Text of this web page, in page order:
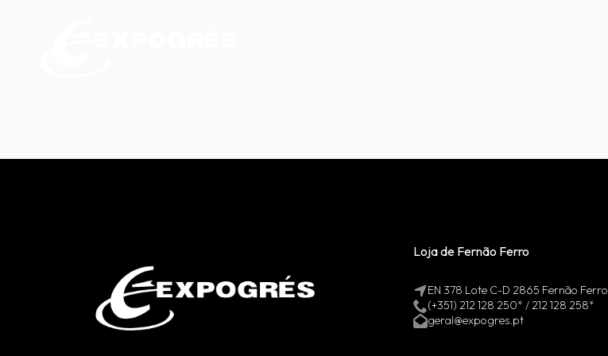
Loja de Fernão Ferro
EN 378 Lote C-D 2865 Fernão Ferro
(+351) 212 128 250* / 212 128 258*
geral@expogres.pt